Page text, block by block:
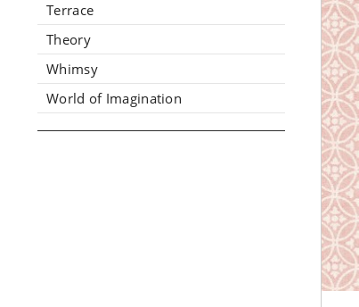
Terrace
Theory
Whimsy
World of Imagination